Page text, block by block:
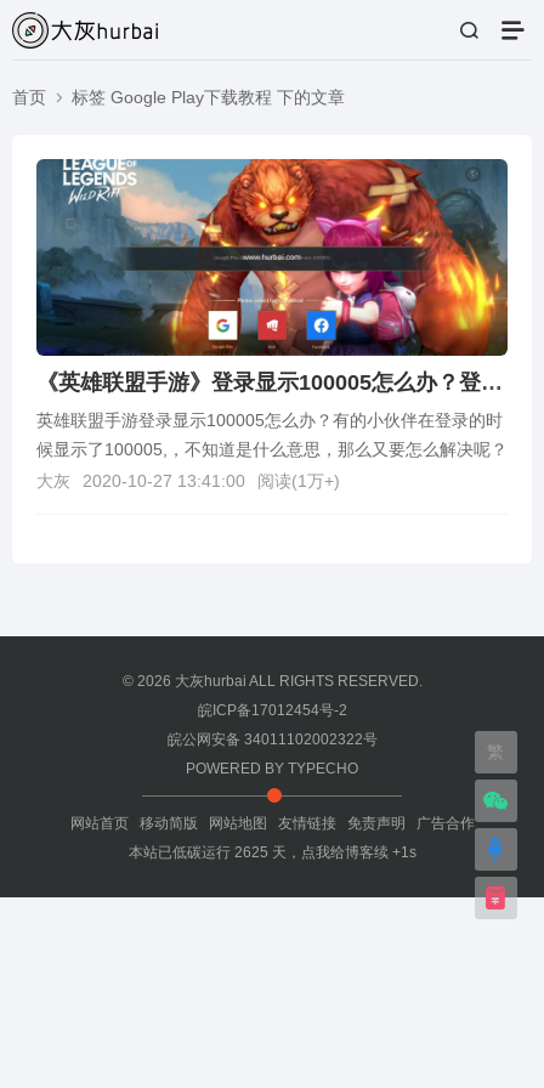
首页 标签 Google Play下载教程 下的文章
《英雄联盟手游》登录显示100005怎么办？登录显示100005解决方法
英雄联盟手游登录显示100005怎么办？有的小伙伴在登录的时
候显示了100005,，不知道是什么意思，那么又要怎么解决呢？
小编已经帮大家准备好了相关内容，接下来...
大灰 2020-10-27 13:41:00 阅读(1万+)
© 2026 大灰hurbai ALL RIGHTS RESERVED.
皖ICP备17012454号-2
皖公网安备 34011102002322号
POWERED BY TYPECHO
网站首页 移动简版 网站地图 友情链接 免责声明
广告合作
本站已低碳运行2625 天， 点我给博客续 +1s
繁